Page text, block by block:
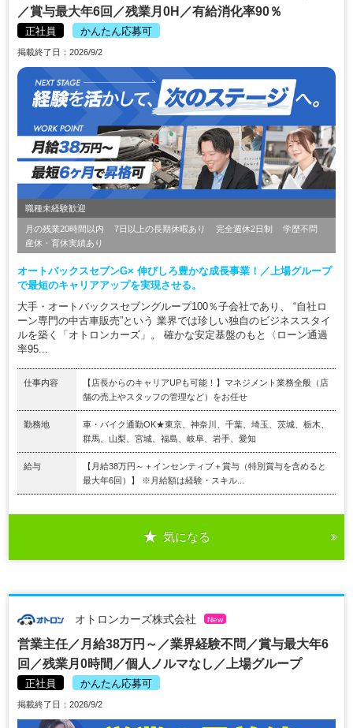
／賞与最大年6回／残業月0H／有給消化率90％
正社員 かんたん応募可
掲載終了日：2026/9/2
職種未経験歓迎
月の残業20時間以内 7日以上の長期休暇あり 完全週休2日制
学歴不問
産休・育休実績あり
オートバックスセブンG× 伸びしろ豊かな成長事業！／上場グループ
で最短のキャリアアップを実現させる。
大手・オートバックスセブングループ100％子会社であり、 “自社ロ
ーン専門の中古車販売”という 業界では珍しい独自のビジネススタイ
ルを築く「オトロンカーズ」。 確かな安定基盤のもと〈ローン通過
率95...
仕事内容
【店長からのキャリアUPも可能！】マネジメント業務全般（店
舗の売上やスタッフの管理など）をお任せ
勤務地
車・バイク通勤OK★東京、神奈川、千葉、埼玉、茨城、栃木、
群馬、山梨、宮城、福島、岐阜、岩手、愛知
給与
【月給38万円～＋インセンティブ＋賞与（特別賞与を含めると
最大年6回）】 ※月給額は経験・スキル...
気になる
オトロンカーズ株式会社 New
営業主任／月給38万円～／業界経験不問／賞与最大年6
回／残業月0時間／個人ノルマなし／上場グループ
正社員 かんたん応募可
掲載終了日：2026/9/2